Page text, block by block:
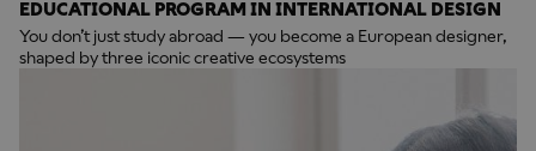
EDUCATIONAL PROGRAM IN INTERNATIONAL DESIGN
You don’t just study abroad — you become a European designer,
shaped by three iconic creative ecosystems